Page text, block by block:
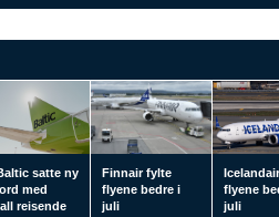
satte ny
med
reisende
Finnair fylte
flyene bedre i
juli
flyene
juli